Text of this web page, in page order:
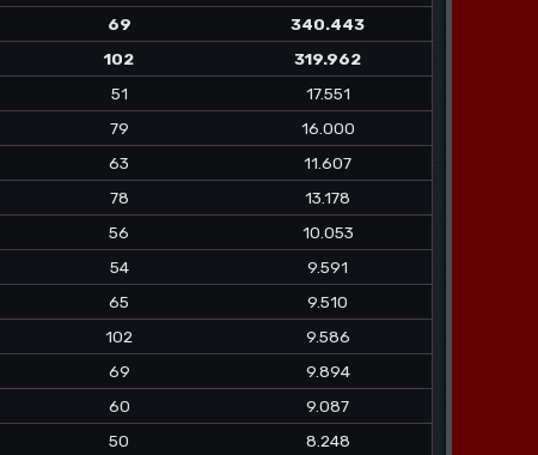
69
340.443
102
319.962
51
17.551
79
16.000
63
11.607
78
13.178
56
10.053
54
9.591
65
9.510
102
9.586
69
9.894
60
9.087
50
8.248